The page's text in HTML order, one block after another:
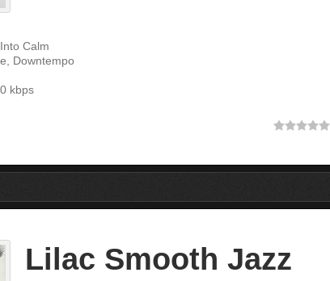
Calm
Downtempo
kbps
Lilac Smooth Jazz